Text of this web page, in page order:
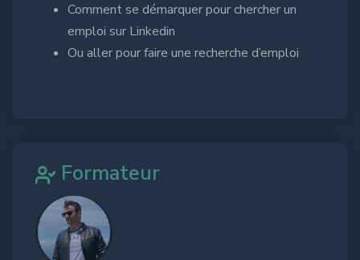
Comment se démarquer pour chercher un
emploi sur Linkedin
Ou aller pour faire une recherche d’emploi
Formateur